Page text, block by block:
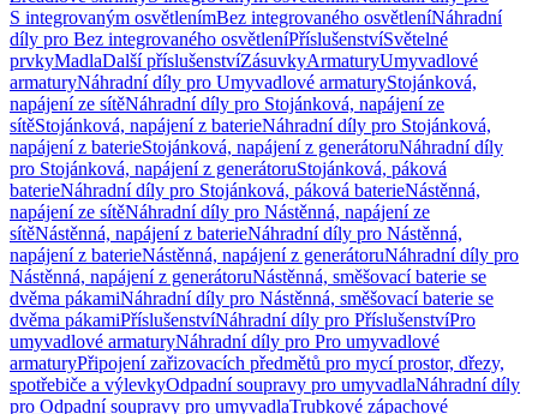
S integrovaným osvětlenímBez integrovaného osvětleníNáhradní
díly pro Bez integrovaného osvětleníPříslušenstvíSvětelné
prvkyMadlaDalší příslušenstvíZásuvkyArmaturyUmyvadlové
armaturyNáhradní díly pro Umyvadlové armaturyStojánková,
napájení ze sítěNáhradní díly pro Stojánková, napájení ze
sítěStojánková, napájení z baterieNáhradní díly pro Stojánková,
napájení z baterieStojánková, napájení z generátoruNáhradní díly
pro Stojánková, napájení z generátoruStojánková, páková
baterieNáhradní díly pro Stojánková, páková baterieNástěnná,
napájení ze sítěNáhradní díly pro Nástěnná, napájení ze
sítěNástěnná, napájení z baterieNáhradní díly pro Nástěnná,
napájení z baterieNástěnná, napájení z generátoruNáhradní díly pro
Nástěnná, napájení z generátoruNástěnná, směšovací baterie se
dvěma pákamiNáhradní díly pro Nástěnná, směšovací baterie se
dvěma pákamiPříslušenstvíNáhradní díly pro PříslušenstvíPro
umyvadlové armaturyNáhradní díly pro Pro umyvadlové
armaturyPřipojení zařizovacích předmětů pro mycí prostor, dřezy,
spotřebiče a výlevkyOdpadní soupravy pro umyvadlaNáhradní díly
pro Odpadní soupravy pro umyvadlaTrubkové zápachové